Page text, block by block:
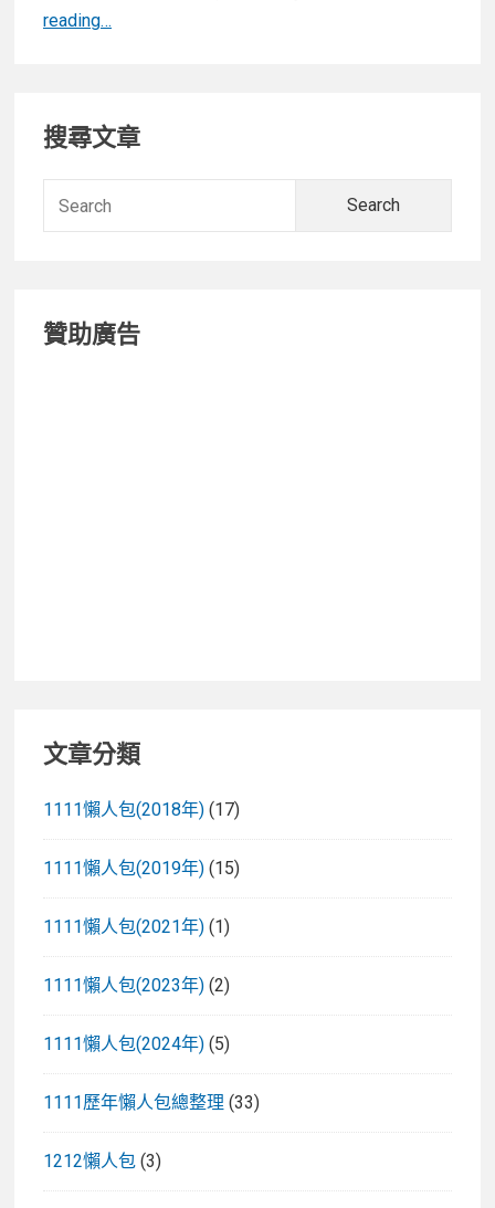
reading…
降
評
Primary
Sidebar
搜尋文章
贊助廣告
文章分類
1111懶人包(2018年) (17)
1111懶人包(2019年) (15)
1111懶人包(2021年) (1)
1111懶人包(2023年) (2)
1111懶人包(2024年) (5)
1111歷年懶人包總整理 (33)
1212懶人包 (3)